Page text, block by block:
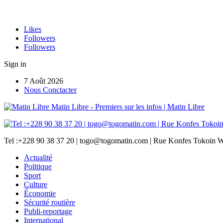
Likes
Followers
Followers
Sign in
7 Août 2026
Nous Conctacter
Matin Libre - Premiers sur les infos | Matin Libre
Tel :+228 90 38 37 20 | togo@togomatin.com | Rue Konfes Tokoin
Actualité
Politique
Sport
Culture
Économie
Sécurité routière
Publi-reportage
International